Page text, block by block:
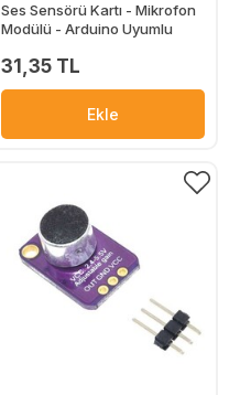
Ses Sensörü Kartı - Mikrofon
Modülü - Arduino Uyumlu
31,35 TL
Ekle